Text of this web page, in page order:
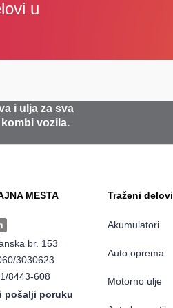
u
i ulja za sva
vozila.
MESTA
br. 153
3030623
8443-608
pošalji poruku
Traženi delovi
Akumulatori
Auto oprema
Motorno ulje